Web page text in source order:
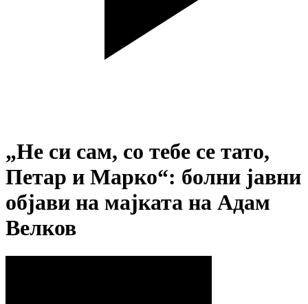
„Не си сам, со тебе се тато,
Петар и Марко“: болни јавни
објави на мајката на Адам
Велков